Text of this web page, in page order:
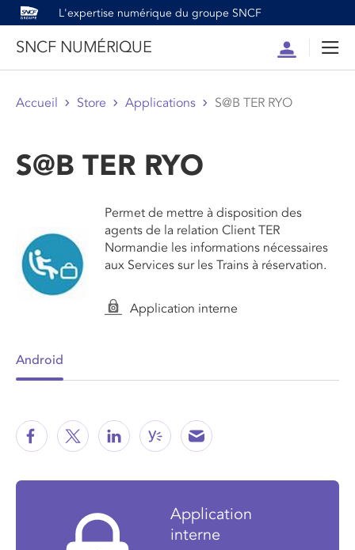
L'expertise numérique du groupe SNCF
SNCF NUMÉRIQUE
Compte
Accueil Store Applications S@B TER RYO
S@B TER RYO
Permet de mettre à disposition des
agents de la relation Client TER
Normandie les informations nécessaires
aux Services sur les Trains à réservation.
Application interne
Android
Application
interne